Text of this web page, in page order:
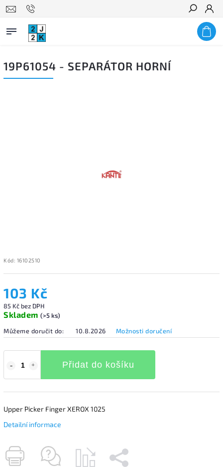
Hledat
19P61054 - SEPARÁTOR HORNÍ
Kód: 16102510
103 Kč
85 Kč bez DPH
Skladem (>5 ks)
Můžeme doručit do:
10.8.2026 Možnosti doručení
Přidat do košíku
Upper Picker Finger XEROX 1025
Detailní informace